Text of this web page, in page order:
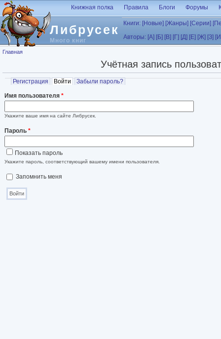
Перейти к основному содержанию
Либрусек
Много книг
Книжная полка Правила Блоги Форумы
Книги: [Новые] [Жанры] [Серии]
Авторы: [А] [Б] [В] [Г] [Д] [Е] [Ж] [З]
Вы здесь
Главная
Учётная запись
Главные вкладки
Регистрация Войти (активная вкладка)
Забыли пароль?
Имя пользователя *
Укажите ваше имя на сайте Либрусек.
Пароль *
Показать пароль
Укажите пароль, соответствующий вашему имени пользователя.
Запомнить меня